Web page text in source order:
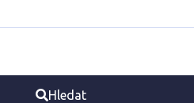
Hledat